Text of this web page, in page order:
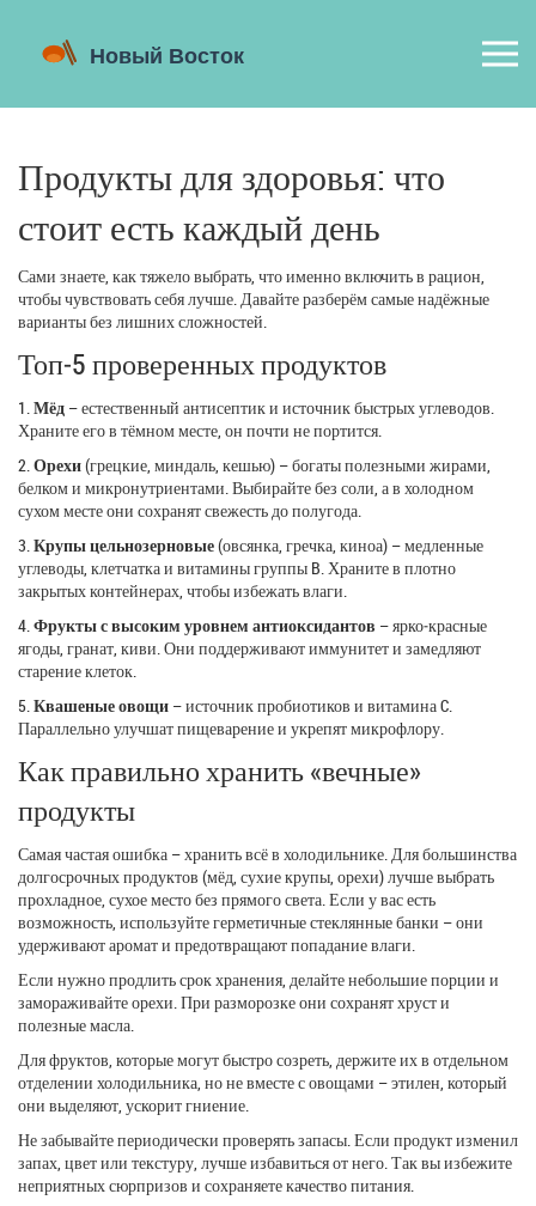
Продукты для здоровья: что
стоит есть каждый день
Сами знаете, как тяжело выбрать, что именно включить в рацион,
чтобы чувствовать себя лучше. Давайте разберём самые надёжные
варианты без лишних сложностей.
Топ‑5 проверенных продуктов
1. Мёд – естественный антисептик и источник быстрых углеводов.
Храните его в тёмном месте, он почти не портится.
2. Орехи(грецкие, миндаль, кешью) – богаты полезными жирами,
белком и микронутриентами. Выбирайте без соли, а в холодном
сухом месте они сохранят свежесть до полугода.
3. Крупы цельнозерновые(овсянка, гречка, киноа) – медленные
углеводы, клетчатка и витамины группы B. Храните в плотно
закрытых контейнерах, чтобы избежать влаги.
4. Фрукты с высоким уровнем антиоксидантов – ярко‑красные
ягоды, гранат, киви. Они поддерживают иммунитет и замедляют
старение клеток.
5. Квашеные овощи – источник пробиотиков и витамина C.
Параллельно улучшат пищеварение и укрепят микрофлору.
Как правильно хранить «вечные»
продукты
Самая частая ошибка – хранить всё в холодильнике. Для большинства
долгосрочных продуктов (мёд, сухие крупы, орехи) лучше выбрать
прохладное, сухое место без прямого света. Если у вас есть
возможность, используйте герметичные стеклянные банки – они
удерживают аромат и предотвращают попадание влаги.
Если нужно продлить срок хранения, делайте небольшие порции и
замораживайте орехи. При разморозке они сохранят хруст и
полезные масла.
Для фруктов, которые могут быстро созреть, держите их в отдельном
отделении холодильника, но не вместе с овощами – этилен, который
они выделяют, ускорит гниение.
Не забывайте периодически проверять запасы. Если продукт изменил
запах, цвет или текстуру, лучше избавиться от него. Так вы избежите
неприятных сюрпризов и сохраняете качество питания.